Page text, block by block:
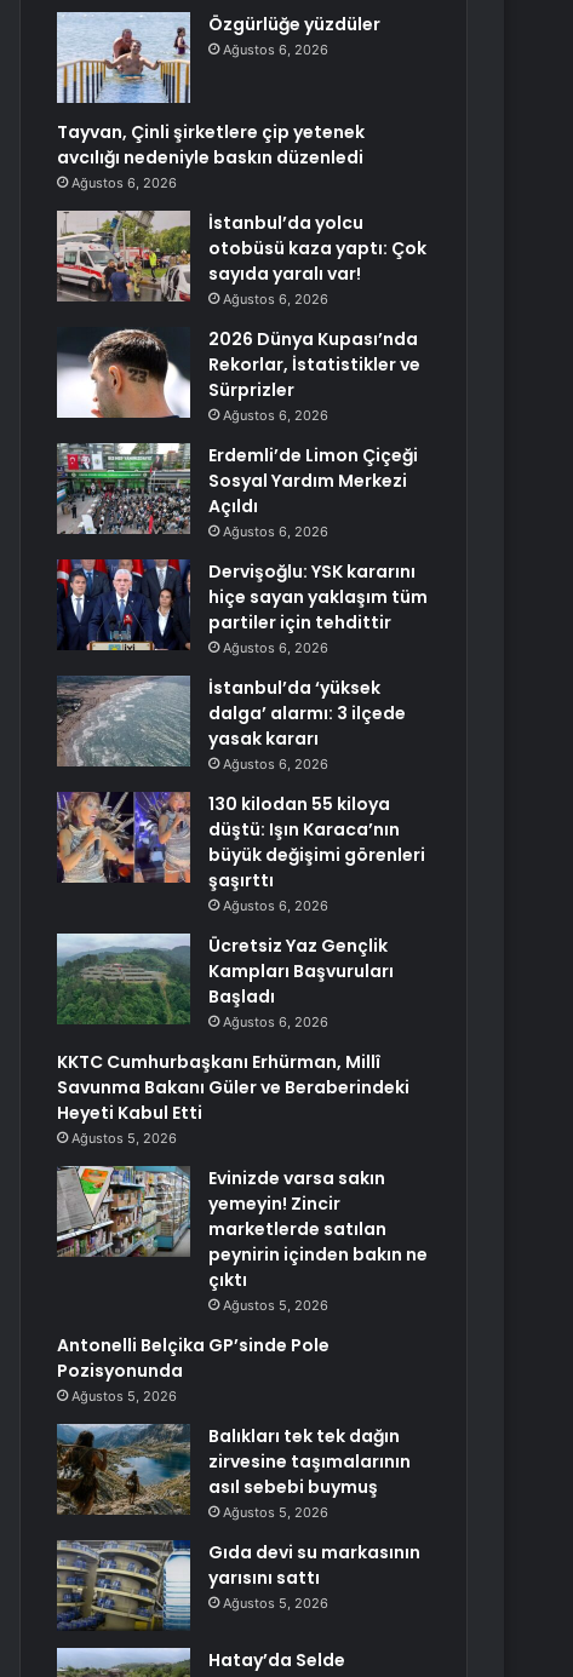
Özgürlüğe yüzdüler
Ağustos 6, 2026
Tayvan, Çinli şirketlere çip yetenek
avcılığı nedeniyle baskın düzenledi
Ağustos 6, 2026
İstanbul’da yolcu
otobüsü kaza yaptı: Çok
sayıda yaralı var!
Ağustos 6, 2026
2026 Dünya Kupası’nda
Rekorlar, İstatistikler ve
Sürprizler
Ağustos 6, 2026
Erdemli’de Limon Çiçeği
Sosyal Yardım Merkezi
Açıldı
Ağustos 6, 2026
Dervişoğlu: YSK kararını
hiçe sayan yaklaşım tüm
partiler için tehdittir
Ağustos 6, 2026
İstanbul’da ‘yüksek
dalga’ alarmı: 3 ilçede
yasak kararı
Ağustos 6, 2026
130 kilodan 55 kiloya
düştü: Işın Karaca’nın
büyük değişimi görenleri
şaşırttı
Ağustos 6, 2026
Ücretsiz Yaz Gençlik
Kampları Başvuruları
Başladı
Ağustos 6, 2026
KKTC Cumhurbaşkanı Erhürman, Millî
Savunma Bakanı Güler ve Beraberindeki
Heyeti Kabul Etti
Ağustos 5, 2026
Evinizde varsa sakın
yemeyin! Zincir
marketlerde satılan
peynirin içinden bakın ne
çıktı
Ağustos 5, 2026
Antonelli Belçika GP’sinde Pole
Pozisyonunda
Ağustos 5, 2026
Balıkları tek tek dağın
zirvesine taşımalarının
asıl sebebi buymuş
Ağustos 5, 2026
Gıda devi su markasının
yarısını sattı
Ağustos 5, 2026
Hatay’da Selde